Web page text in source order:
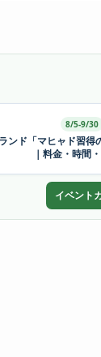
8/5-9/30
ンド「マヒャド習得
｜料金・時間
イベント